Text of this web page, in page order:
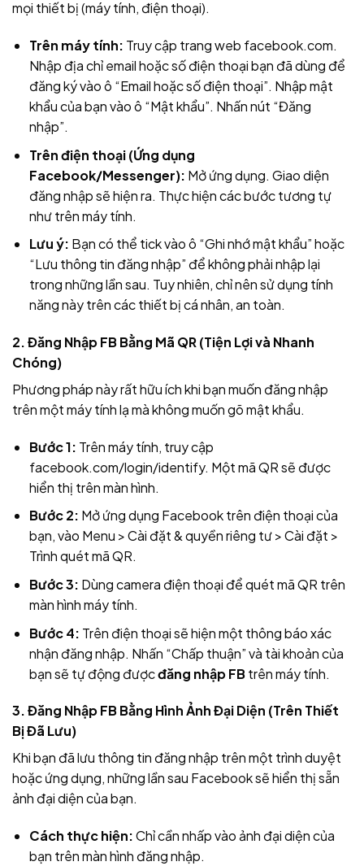
mọi thiết bị (máy tính, điện thoại).
Trên máy tính: Truy cập trang web facebook.com.
Nhập địa chỉ email hoặc số điện thoại bạn đã dùng để
đăng ký vào ô “Email hoặc số điện thoại”. Nhập mật
khẩu của bạn vào ô “Mật khẩu”. Nhấn nút “Đăng
nhập”.
Trên điện thoại (Ứng dụng
Facebook/Messenger): Mở ứng dụng. Giao diện
đăng nhập sẽ hiện ra. Thực hiện các bước tương tự
như trên máy tính.
Lưu ý: Bạn có thể tick vào ô “Ghi nhớ mật khẩu” hoặc
“Lưu thông tin đăng nhập” để không phải nhập lại
trong những lần sau. Tuy nhiên, chỉ nên sử dụng tính
năng này trên các thiết bị cá nhân, an toàn.
2. Đăng Nhập FB Bằng Mã QR (Tiện Lợi và Nhanh
Chóng)
Phương pháp này rất hữu ích khi bạn muốn đăng nhập
trên một máy tính lạ mà không muốn gõ mật khẩu.
Bước 1: Trên máy tính, truy cập
facebook.com/login/identify. Một mã QR sẽ được
hiển thị trên màn hình.
Bước 2: Mở ứng dụng Facebook trên điện thoại của
bạn, vào Menu > Cài đặt & quyền riêng tư > Cài đặt >
Trình quét mã QR.
Bước 3: Dùng camera điện thoại để quét mã QR trên
màn hình máy tính.
Bước 4: Trên điện thoại sẽ hiện một thông báo xác
nhận đăng nhập. Nhấn “Chấp thuận” và tài khoản của
bạn sẽ tự động đượcđăng nhập FBtrên máy tính.
3. Đăng Nhập FB Bằng Hình Ảnh Đại Diện (Trên Thiết
Bị Đã Lưu)
Khi bạn đã lưu thông tin đăng nhập trên một trình duyệt
hoặc ứng dụng, những lần sau Facebook sẽ hiển thị sẵn
ảnh đại diện của bạn.
Cách thực hiện:Chỉ cần nhấp vào ảnh đại diện của
bạn trên màn hình đăng nhập.